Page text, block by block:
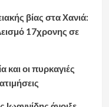
βίας στα Χανιά:
17χρονης σε
οι πυρκαγιές